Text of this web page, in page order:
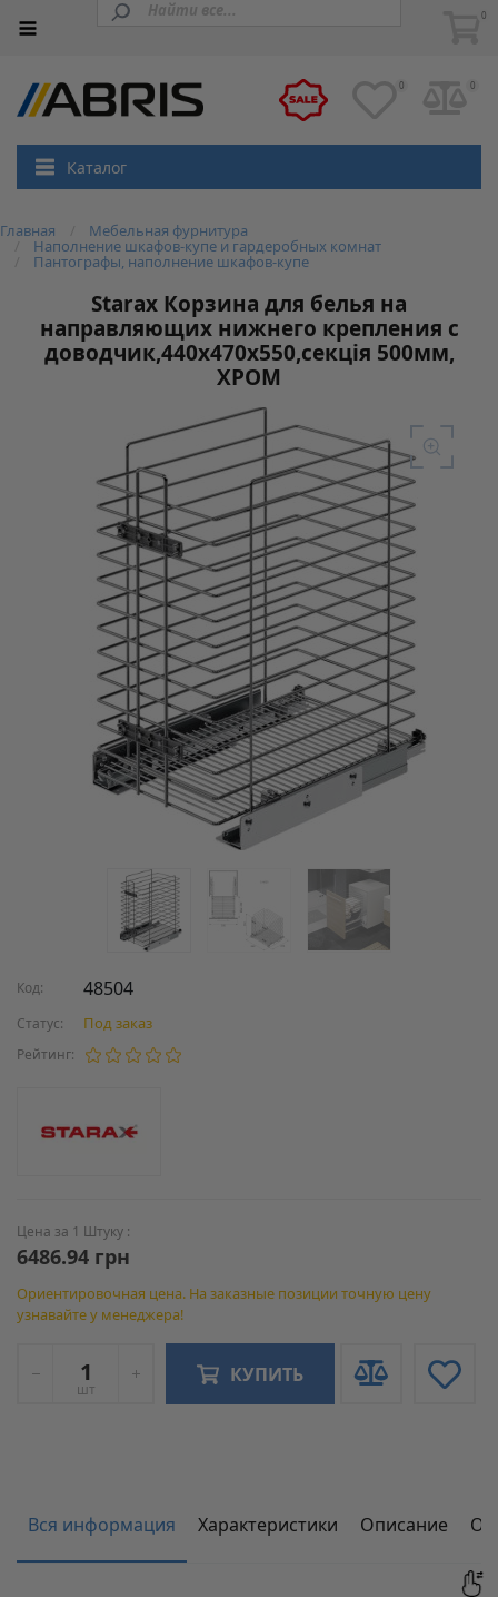
0
0 0
Каталог
Главная Мебельная фурнитура
Наполнение шкафов-купе и гардеробных комнат
Пантографы, наполнение шкафов-купе
Starax Корзина для белья на
направляющих нижнего крепления с
доводчик,440х470х550,секція 500мм,
ХРОМ
Код: 48504
Статус: Под заказ
Рейтинг:
Цена за 1 Штуку :
6486.94 грн
Ориентировочная цена. На заказные позиции точную цену
узнавайте у менеджера!
шт
КУПИТЬ
Вся информация Характеристики Описание